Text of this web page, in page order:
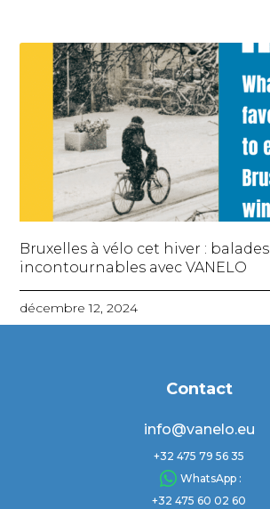
Bruxelles à vélo cet hiver : balades
incontournables avec VANELO
décembre 12, 2024
Contact
info@vanelo.eu
+32 475 79 56 35
WhatsApp :
+32 475 60 02 60